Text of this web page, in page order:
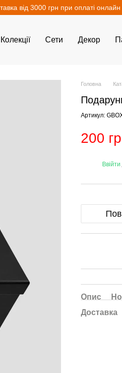
від 3000 грн при оплаті
Колекції Сети Декор
Головна
Артикул:
200
Ввійти
Опис
Доставка